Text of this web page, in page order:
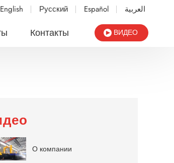
English Русский Español العربية
Контакты ВИДЕО
О компании